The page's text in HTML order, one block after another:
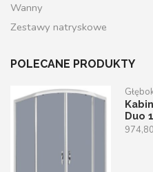
Wanny
Zestawy natryskowe
POLECANE PRODUKTY
Duo